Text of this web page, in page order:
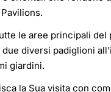
le aree principali del
diversi padiglioni
giardini.
la Sua visita con